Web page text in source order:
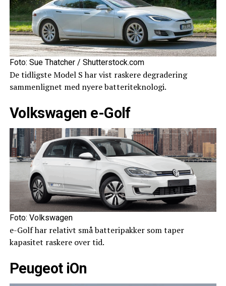
Foto: Sue Thatcher / Shutterstock.com
De tidligste Model S har vist raskere degradering
sammenlignet med nyere batteriteknologi.
Volkswagen e-Golf
Foto: Volkswagen
e-Golf har relativt små batteripakker som taper
kapasitet raskere over tid.
Peugeot iOn